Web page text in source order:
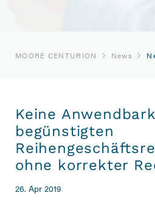
MOORE CENTURION News
Keine
begünstigten
ohne korrekter
26. Apr 2019